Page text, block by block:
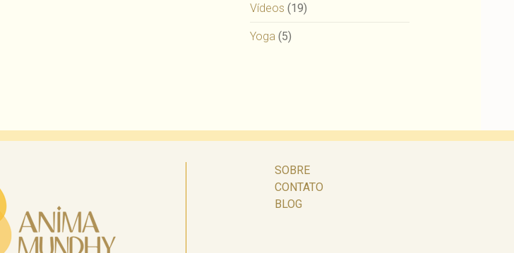
Vídeos (19)
Yoga (5)
SOBRE
CONTATO
BLOG